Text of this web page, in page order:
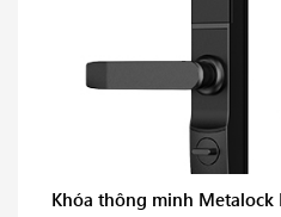
Khóa thông minh Metalock